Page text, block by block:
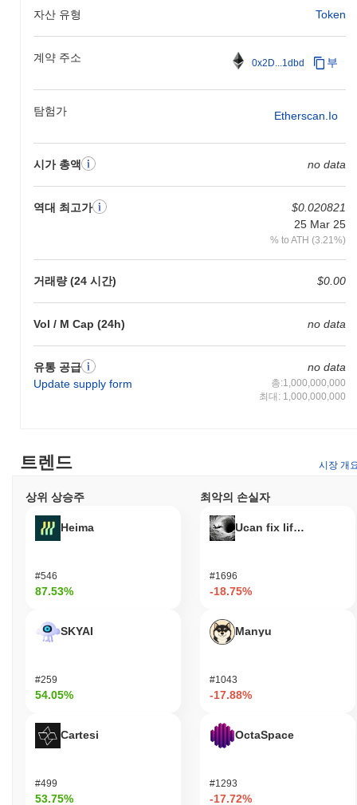
자산 유형 Token
계약 주소 0x2D...1dbd 부
탐험가 Etherscan.io
시가 총액 no data
역대 최고가
$0.020821
25 Mar 25
% to ATH (3.21%)
거래량 (24 시간) $0.00
Vol / M Cap (24h) no data
유통 공급
Update supply form
no data
총:1,000,000,000
최대: 1,000,000,000
트렌드 시장 개
상위 상승주
Heima
#546
87.53%
SKYAI
#259
54.05%
Cartesi
#499
53.75%
최악의 손실자
Ucan fix life in1day
#1696
-18.75%
Manyu
#1043
-17.88%
OctaSpace
#1293
-17.72%